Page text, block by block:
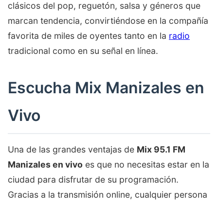
clásicos del pop, reguetón, salsa y géneros que
marcan tendencia, convirtiéndose en la compañía
favorita de miles de oyentes tanto en la radio
tradicional como en su señal en línea.
Escucha Mix Manizales en
Vivo
Una de las grandes ventajas de Mix 95.1 FM
Manizales en vivo es que no necesitas estar en la
ciudad para disfrutar de su programación.
Gracias a la transmisión online, cualquier persona